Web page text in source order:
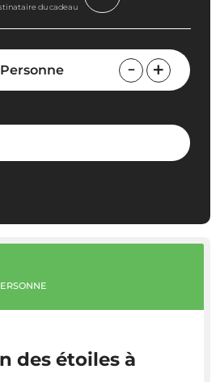
du cadeau
Personne
des étoiles à